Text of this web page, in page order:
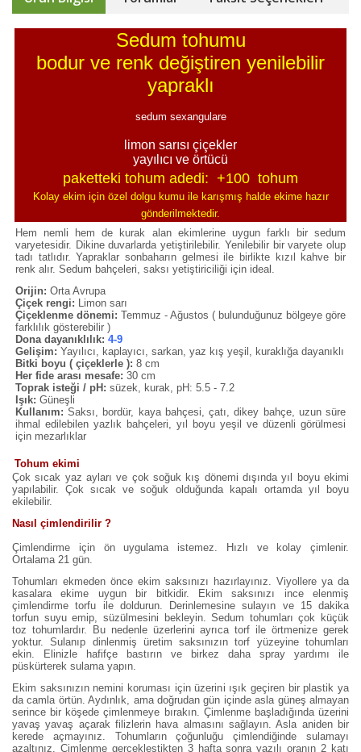
Sedum tohumu
bodur ve renk değiştiren yenilebilir
yapraklı
sedum sexangulare
limon sarısı çiçekler
yayılıcı ve örtücü
paketteki tohum adedi: +100 tohum
Kolay ekim için özel dolgu kumu ile karışmış halde ekime hazır
gönderilmektedir.
Hem nemli hem de kurak alan ekimlerine uygun farklı bir sedum
varyetesidir. Dikine duvarlarda yetiştirilebilir. Yenilebilir bir varyete olup
tadı tatlıdır. Yapraklar sonbaharın gelmesi ile birlikte kızıl kahve bir
renk alır. Sedum bahçeleri, saksı yetiştiriciliği için ideal.
Orijin: Orta Avrupa
Çiçek rengi: Limon sarı
Çiçeklenme dönemi: Temmuz - Ağustos ( bulunduğunuz bölgeye göre
farklılık gösterebilir )
Dona dayanıklılık: 4-9
Gelişim: Yayılıcı, kaplayıcı, sarkan, yaz kış yeşil, kuraklığa dayanıklı
Bitki boyu ( çiçeklerle ): 8 cm
Her fide arası mesafe: 30 cm
Toprak isteği / pH: süzek, kurak, pH: 5.5 - 7.2
Işık: Güneşli
Kullanım: Saksı, bordür, kaya bahçesi, çatı, dikey bahçe, uzun süre
ihmal edilebilen yazlık bahçeleri, yıl boyu yeşil ve düzenli görülmesi
için mezarlıklar
Tohum ekimi
Çok sıcak yaz ayları ve çok soğuk kış dönemi dışında yıl boyu ekimi
yapılabilir. Çok sıcak ve soğuk olduğunda kapalı ortamda yıl boyu
ekilebilir.
Nasıl çimlendirilir ?
Çimlendirme için ön uygulama istemez. Hızlı ve kolay çimlenir.
Ortalama 21 gün.
Tohumları ekmeden önce ekim saksınızı hazırlayınız. Viyollere ya da
kasalara ekime uygun bir bitkidir. Ekim saksınızı ince elenmiş
çimlendirme torfu ile doldurun. Derinlemesine sulayın ve 15 dakika
torfun suyu emip, süzülmesini bekleyin. Sedum tohumları çok küçük
toz tohumlardır. Bu nedenle üzerlerini ayrıca torf ile örtmenize gerek
yoktur. Sulanıp dinlenmiş üretim saksınızın torf yüzeyine tohumları
ekin. Elinizle hafifçe bastırın ve birkez daha spray yardımı ile
püskürterek sulama yapın.
Ekim saksınızın nemini koruması için üzerini ışık geçiren bir plastik ya
da camla örtün. Aydınlık, ama doğrudan gün içinde asla güneş almayan
serince bir köşede çimlenmeye bırakın. Çimlenme başladığında üzerini
yavaş yavaş açarak filizlerin hava almasını sağlayın. Asla aniden bir
kerede açmayınız. Tohumların çoğunluğu çimlendiğinde sulamayı
azaltınız. Çimlenme gerçekleştikten 3 hafta sonra yazılı oranın 2 katı